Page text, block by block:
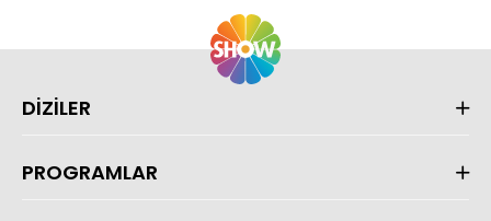
DİZİLER
PROGRAMLAR